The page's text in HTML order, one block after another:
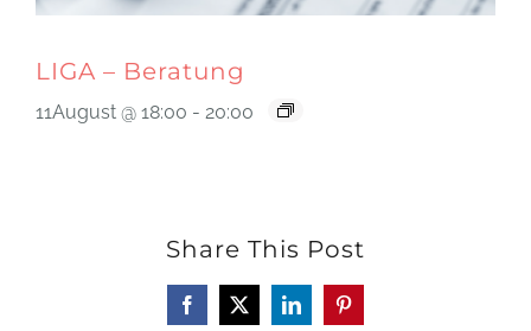
LIGA – Beratung
11August @ 18:00 - 20:00
Share This Post
Facebook
X LinkedInPinterest